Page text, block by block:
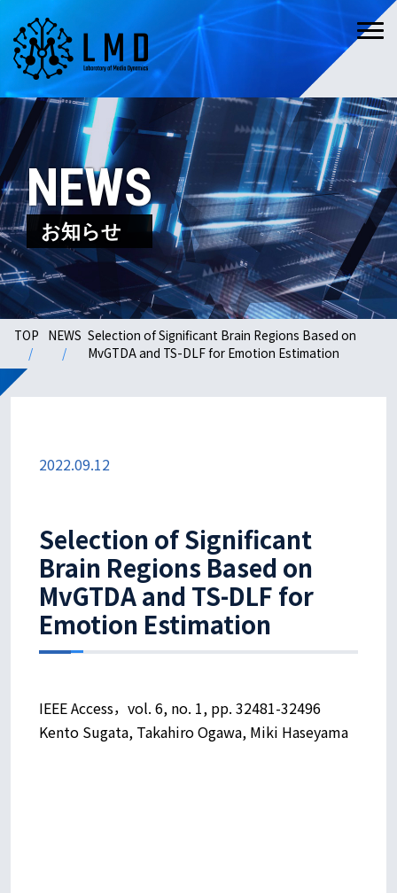
NEWS
お知らせ
TOP NEWS Selection of Significant Brain Regions Based on
MvGTDA and TS-DLF for Emotion Estimation
2022.09.12
Selection of Significant
Brain Regions Based on
MvGTDA and TS-DLF for
Emotion Estimation
IEEE Access，vol. 6, no. 1, pp. 32481-32496
Kento Sugata, Takahiro Ogawa, Miki Haseyama